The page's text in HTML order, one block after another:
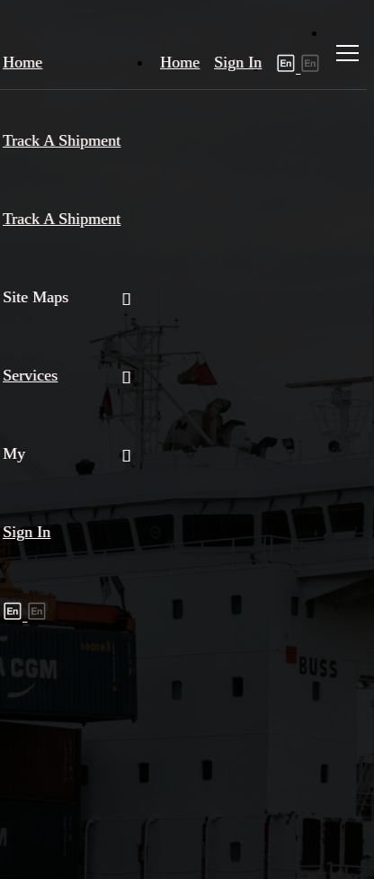
Home Sign In
Home
Track A Shipment
Track A Shipment
Site Maps
Services
My
Sign In